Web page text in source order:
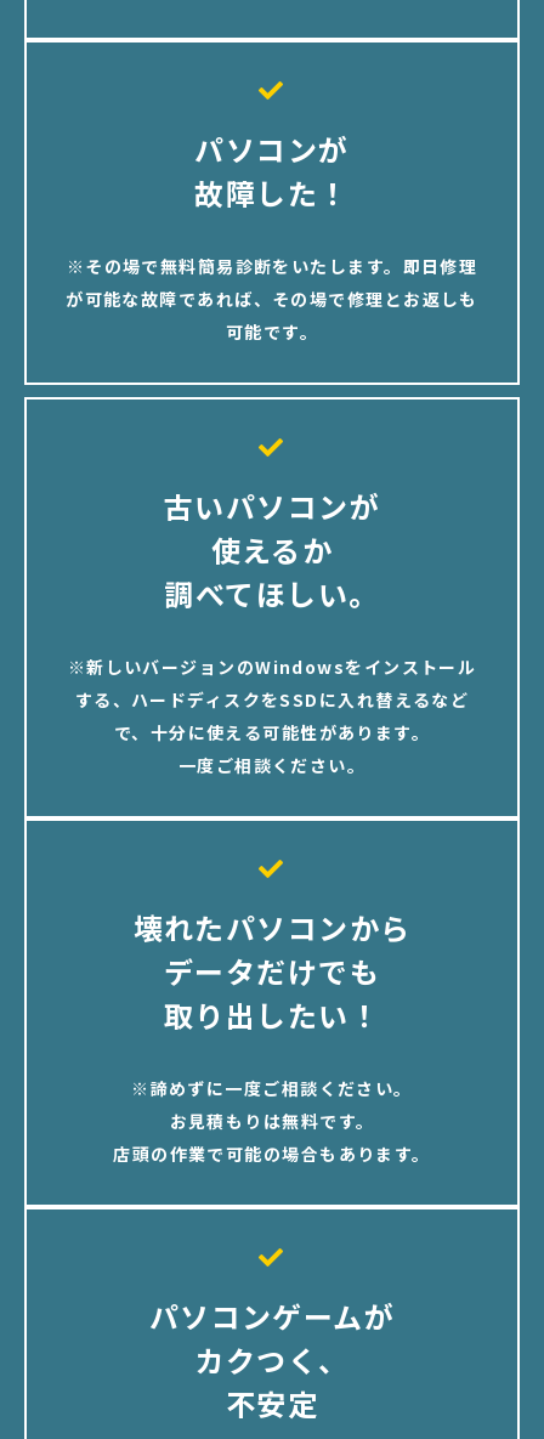
パソコンが
故障した！
※その場で無料簡易診断をいたします。即日修理
が可能な故障であれば、その場で修理とお返しも
可能です。
古いパソコンが
使えるか
調べてほしい。
※新しいバージョンのWindowsをインストール
する、ハードディスクをSSDに入れ替えるなど
で、十分に使える可能性があります。
一度ご相談ください。
壊れたパソコンから
データだけでも
取り出したい！
※諦めずに一度ご相談ください。
お見積もりは無料です。
店頭の作業で可能の場合もあります。
パソコンゲームが
カクつく、
不安定